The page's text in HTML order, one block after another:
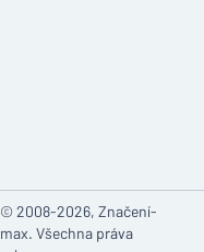
© 2008-2026, Značení-
max. Všechna práva